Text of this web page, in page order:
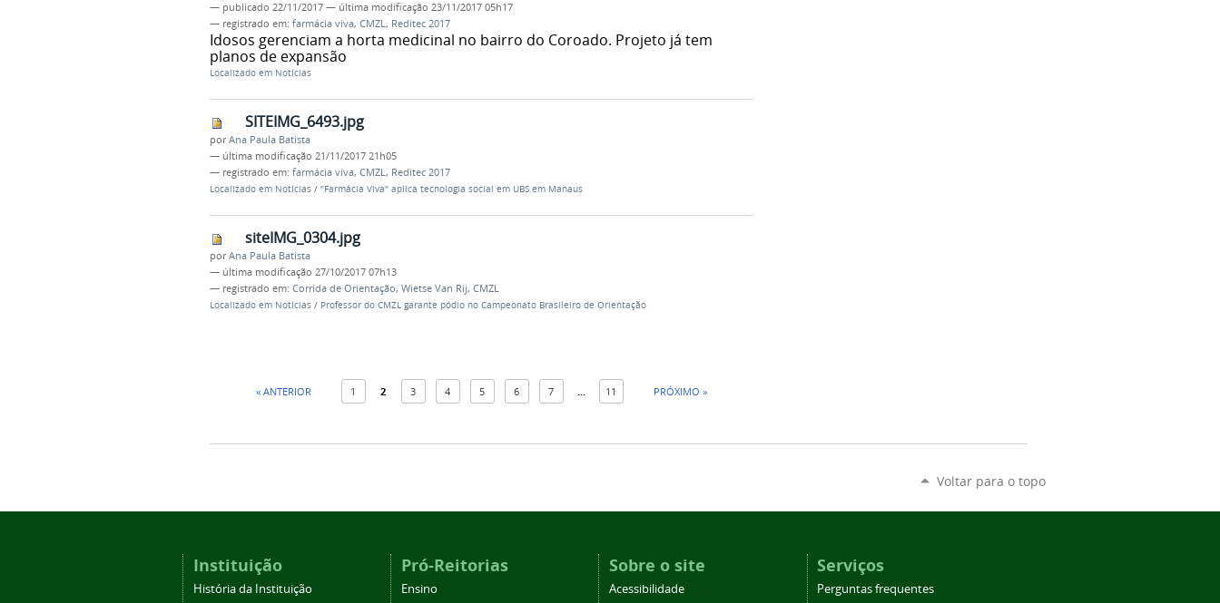
— publicado 22/11/2017 — última modificação 23/11/2017 05h17
— registrado em: farmácia viva, CMZL, Reditec 2017
Idosos gerenciam a horta medicinal no bairro do Coroado. Projeto já tem
planos de expansão
Localizado em Notícias
SITEIMG_6493.jpg
porAna Paula Batista
— última modificação 21/11/2017 21h05
— registrado em: farmácia viva, CMZL, Reditec 2017
Localizado em Notícias / "Farmácia Viva" aplica tecnologia social em UBS em Manaus
siteIMG_0304.jpg
porAna Paula Batista
— última modificação 27/10/2017 07h13
— registrado em: Corrida de Orientação, Wietse Van Rij, CMZL
Localizado em Notícias / Professor do CMZL garante pódio no Campeonato Brasileiro de Orientação
« ANTERIOR 1 2 3 4 5 6 7 11 PRÓXIMO »
Voltar para o topo
Instituição
História da Instituição
Pró-Reitorias
Ensino
Sobre o site
Acessibilidade
Serviços
Perguntas frequentes